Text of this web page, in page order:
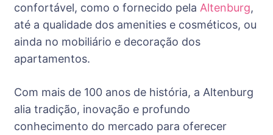
confortável, como o fornecido pela Altenburg,
até a qualidade dos amenities e cosméticos, ou
ainda no mobiliário e decoração dos
apartamentos.
Com mais de 100 anos de história, a Altenburg
alia tradição, inovação e profundo
conhecimento do mercado para oferecer